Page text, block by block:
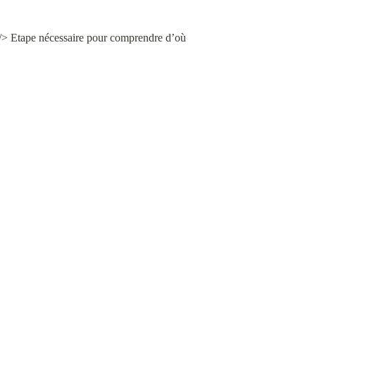
nécessaire pour comprendre d’où